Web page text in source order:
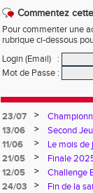
Commentez
Pour commenter une
rubrique ci-dessous
Login (Email)
:
Mot de Passe :
23/07 >
13/06
>
Second
11/06
>
Le mois de
21/05
>
Finale
12/05
>
Challenge
24/03
>
Fin de la